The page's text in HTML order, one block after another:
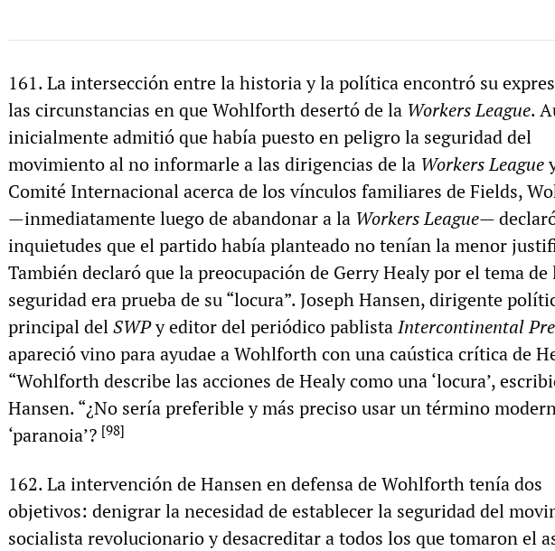
161. La intersección entre la historia y la política encontró su
las circunstancias en que Wohlforth desertó de la Workers League.
inicialmente admitió que había puesto en peligro la seguridad del
movimiento al no informarle a las dirigencias de la Workers League
Comité Internacional acerca de los vínculos familiares de Fields,
—inmediatamente luego de abandonar a la Workers League—
inquietudes que el partido había planteado no tenían la menor
También declaró que la preocupación de Gerry Healy por el tema de
seguridad era prueba de su “locura”. Joseph Hansen, dirigente
principal delSWPy editor del periódico pablistaIntercontinental
apareció vino para ayudae a Wohlforth con una caústica crítica de
“Wohlforth describe las acciones de Healy como una ‘locura’,
Hansen. “¿No sería preferible y más preciso usar un término
‘paranoia’? [98]
162. La intervención de Hansen en defensa de Wohlforth tenía dos
objetivos: denigrar la necesidad de establecer la seguridad del
socialista revolucionario y desacreditar a todos los que tomaron el